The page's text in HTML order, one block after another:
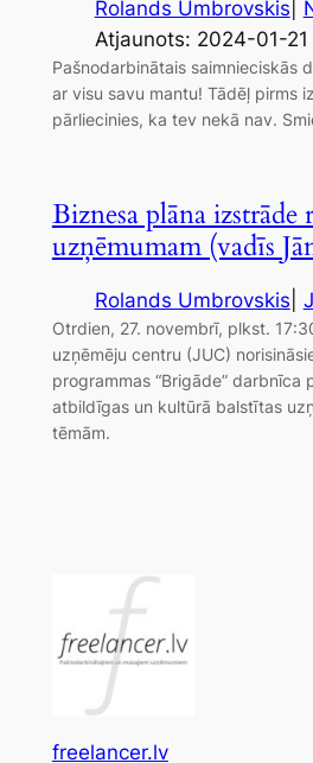
Rolands Umbrovskis
Atjaunots: 2024-01-21
Pašnodarbinātais saimnieciskās
ar visu savu mantu! Tādēļ pirms
pārliecinies, ka tev nekā nav.
Biznesa plāna izstrāde
uzņēmumam (vadīs
Rolands Umbrovskis
Otrdien, 27. novembrī, plkst.
uzņēmēju centru (JUC)
programmas “Brigāde” darbnīca
atbildīgas un kultūrā balstītas
tēmām.
freelancer.lv